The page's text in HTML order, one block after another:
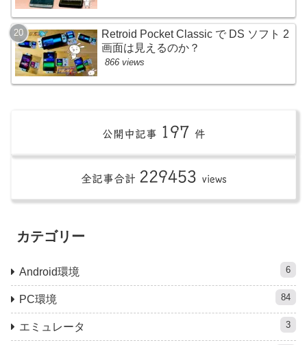
Retroid Pocket Classic で DS ソフト 2
画面は見えるのか？
866 views
公開中記事 197 件
全記事合計 229453 views
カテゴリー
Android環境 6
PC環境 84
エミュレータ 3